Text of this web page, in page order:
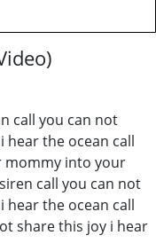
call you can not
hear the ocean call
mommy into your
call you can not
hear the ocean call
share this joy i hear